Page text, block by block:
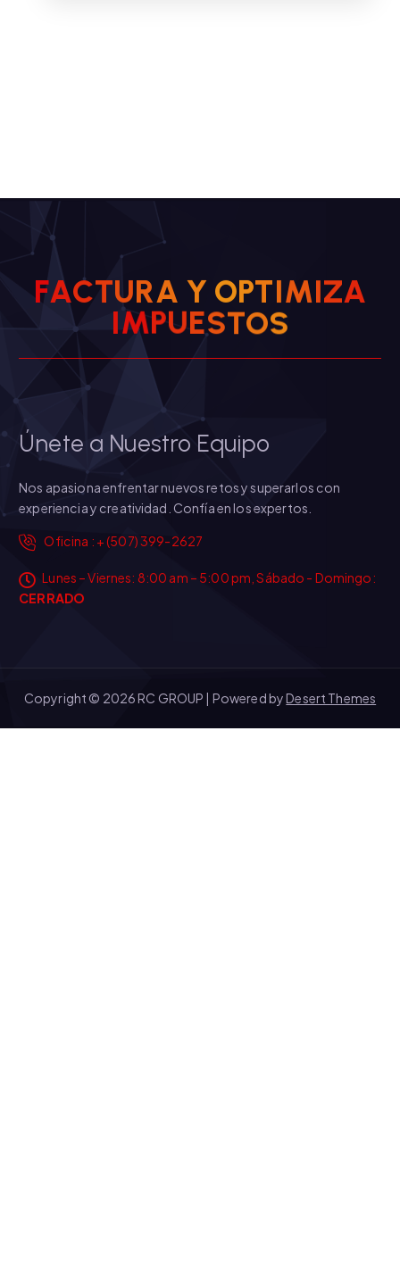
FACTURA Y OPTIMIZA
IMPUESTOS
Únete a Nuestro Equipo
Nos apasiona enfrentar nuevos retos y superarlos con
experiencia y creatividad. Confía en los expertos.
Oficina : + (507) 399-2627
Lunes – Viernes: 8:00 am – 5:00 pm, Sábado - Domingo:
CERRADO
Copyright © 2026 RC GROUP | Powered byDesert Themes